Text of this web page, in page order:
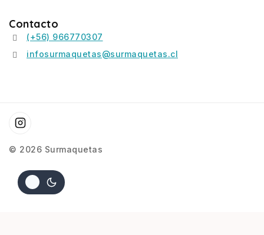
Contacto
(+56) 966770307
infosurmaquetas@surmaquetas.cl
© 2026 Surmaquetas